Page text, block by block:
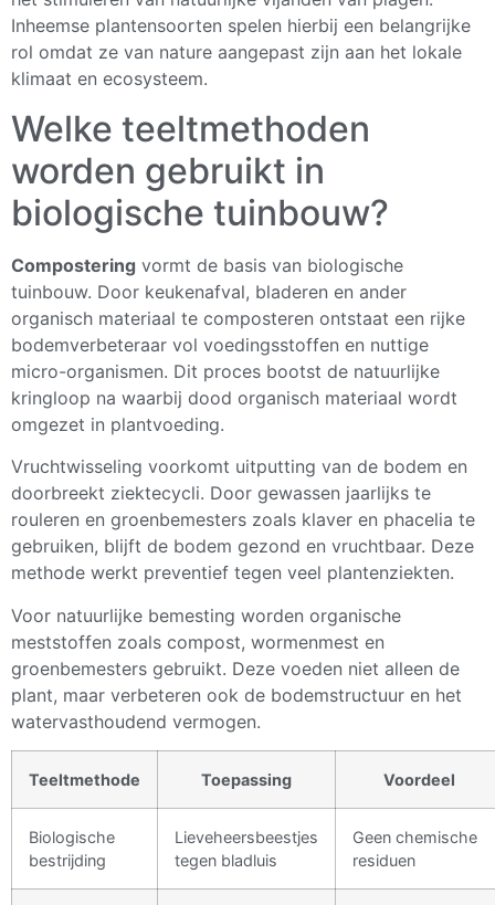
Inheemse plantensoorten spelen hierbij een belangrijke
rol omdat ze van nature aangepast zijn aan het lokale
klimaat en ecosysteem.
Welke teeltmethoden
worden gebruikt in
biologische tuinbouw?
Compostering vormt de basis van biologische
tuinbouw. Door keukenafval, bladeren en ander
organisch materiaal te composteren ontstaat een rijke
bodemverbeteraar vol voedingsstoffen en nuttige
micro-organismen. Dit proces bootst de natuurlijke
kringloop na waarbij dood organisch materiaal wordt
omgezet in plantvoeding.
Vruchtwisseling voorkomt uitputting van de bodem en
doorbreekt ziektecycli. Door gewassen jaarlijks te
rouleren en groenbemesters zoals klaver en phacelia te
gebruiken, blijft de bodem gezond en vruchtbaar. Deze
methode werkt preventief tegen veel plantenziekten.
Voor natuurlijke bemesting worden organische
meststoffen zoals compost, wormenmest en
groenbemesters gebruikt. Deze voeden niet alleen de
plant, maar verbeteren ook de bodemstructuur en het
watervasthoudend vermogen.
Teeltmethode Toepassing Voordeel
Biologische
bestrijding
Lieveheersbeestjes
tegen bladluis
Geen chemische
residuen